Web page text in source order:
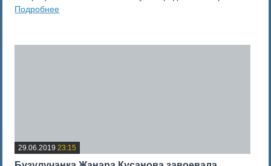
Подробнее
29.06.2019 23:15